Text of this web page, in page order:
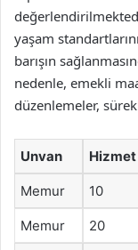
yaşam
barışın
nedenle, emekli
düzenlemeler,
Unvan Hizmet
Memur 10
Memur 20